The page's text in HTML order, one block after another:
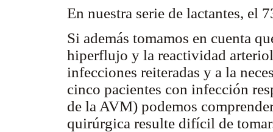
En nuestra serie de lactantes, el
Si además tomamos en cuenta
hiperflujo y la reactividad
infecciones reiteradas y a la
cinco pacientes con infección
de la AVM) podemos
quirúrgica resulte difícil de